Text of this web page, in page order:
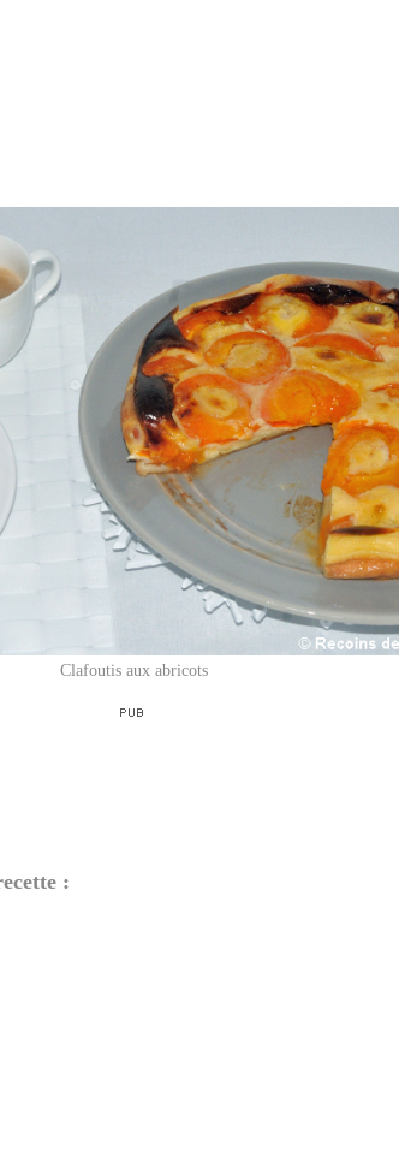
Clafoutis aux abricots
: